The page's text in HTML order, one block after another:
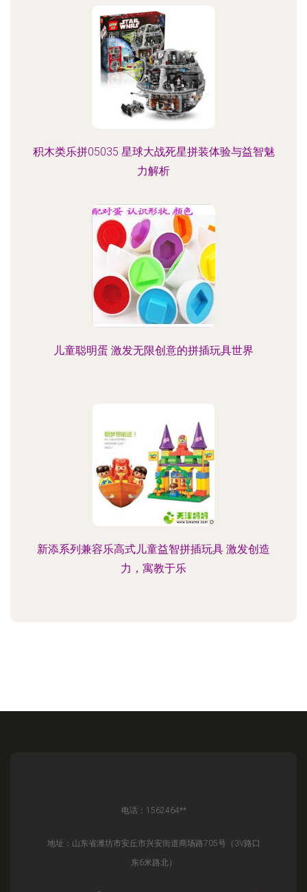
积木类乐拼05035 星球大战死星拼装体验与益智魅
力解析
儿童聪明蛋 激发无限创意的拼插玩具世界
新添系列兼容乐高式儿童益智拼插玩具 激发创造
力，寓教于乐
电话：1562464**
地址：山东省潍坊市安丘市兴安街道商场路705号（3V路口
东6米路北）